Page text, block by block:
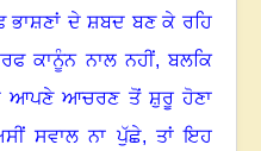
ਭਾਸ਼ਣਾਂ ਦੇ ਸ਼ਬਦ ਬਣ ਕੇ ਰਹਿ
ਕਾਨੂੰਨ ਨਾਲ ਨਹੀਂ,ਬਲਕਿ
ਆਪਣੇ ਆਚਰਣ ਤੋਂ ਸ਼ੁਰੂ ਹੋਣਾ
ਸਵਾਲ ਨਾ ਪੁੱਛੇ, ਤਾਂ ਇਹ